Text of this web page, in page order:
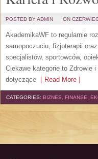
POSTED BY ADMIN ON
AkademikaWF to regularnie
samopoczuciu, fizjoterapii
specjalistów, sportowców,
Ciekawe kategorie to Zdrowie
dotyczące [ Read More ]
CATEGORIES: BIZNES, FINANSE,